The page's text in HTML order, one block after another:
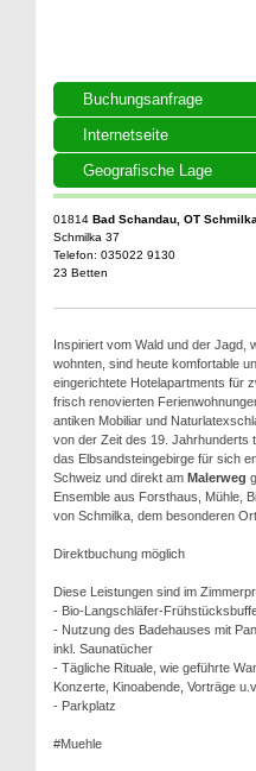
Buchungsanfrage
Internetseite
Geografische Lage
01814 Bad Schandau, OT Schmilka
Schmilka 37
Telefon: 035022 9130
23 Betten
Inspiriert vom Wald und der Jagd,
wohnten, sind heute komfortable
eingerichtete Hotelapartments für
frisch renovierten
antiken Mobiliar und
von der Zeit des 19. Jahrhunderts
das Elbsandsteingebirge für sich
Schweiz und direkt am Malerweg
Ensemble aus Forsthaus, Mühle,
von Schmilka, dem besonderen
Direktbuchung möglich
Diese Leistungen sind im
- Bio-Langschläfer-
- Nutzung des Badehauses mit
inkl. Saunatücher
- Tägliche Rituale, wie geführte
Konzerte, Kinoabende, Vorträge
- Parkplatz
#Muehle